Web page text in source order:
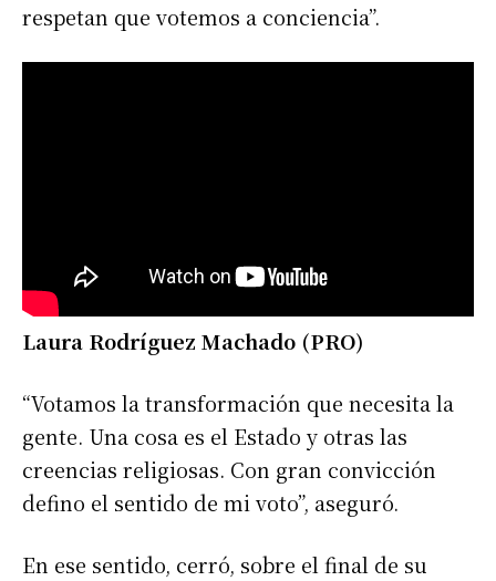
respetan que votemos a conciencia”.
Laura Rodríguez Machado (PRO)
“Votamos la transformación que necesita la
gente. Una cosa es el Estado y otras las
creencias religiosas. Con gran convicción
defino el sentido de mi voto”, aseguró.
En ese sentido, cerró, sobre el final de su